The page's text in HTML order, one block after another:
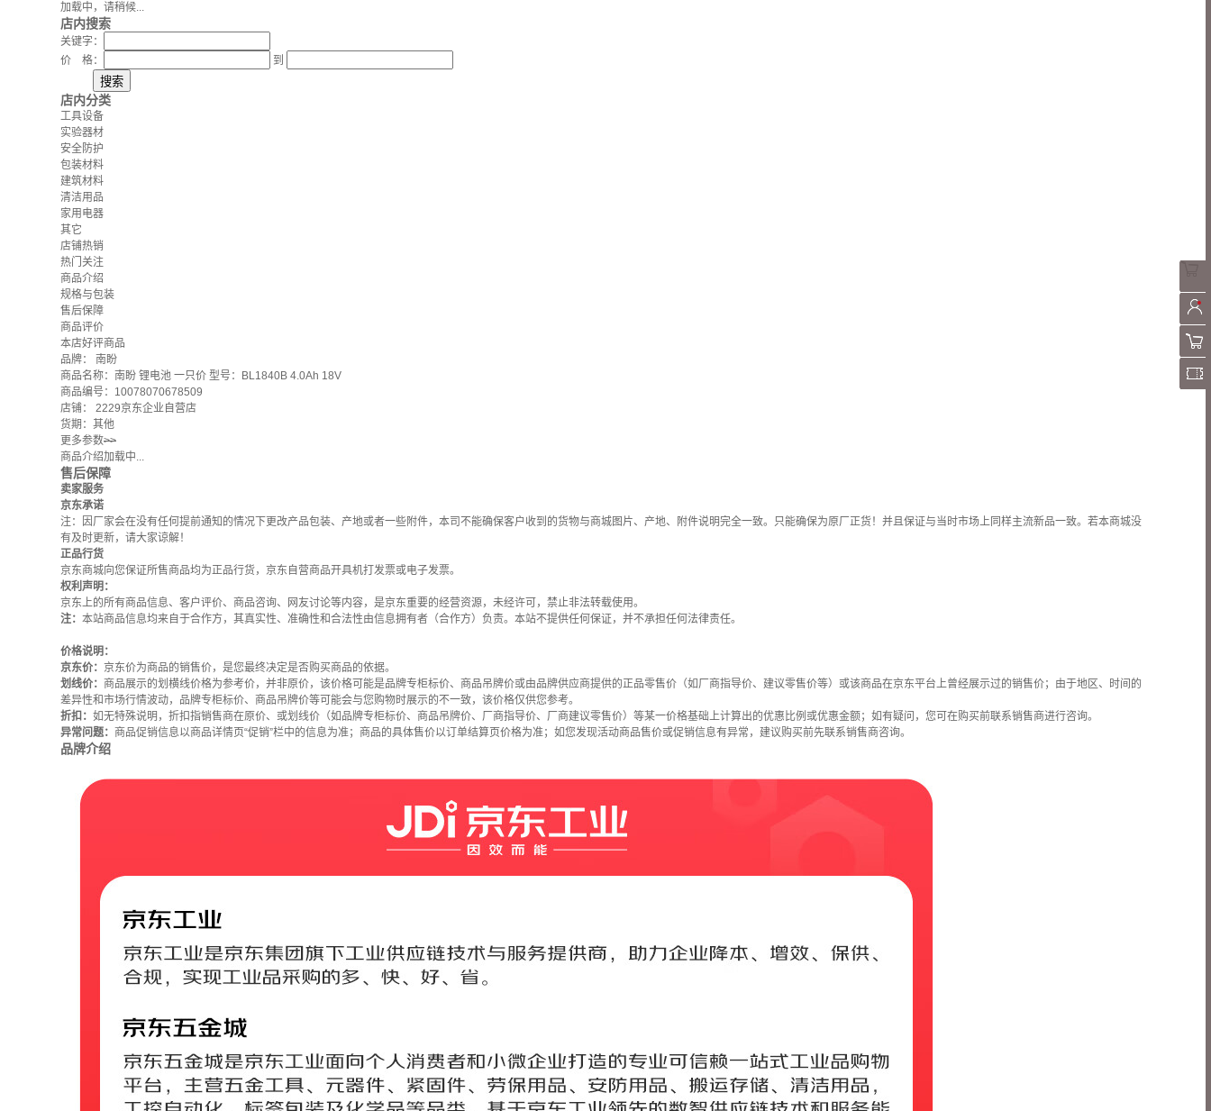
加载中，请稍候...
店内搜索
关键字：
价 格：
到
店内分类
工具设备
实验器材
安全防护
包装材料
建筑材料
清洁用品
家用电器
其它
店铺热销
热门关注
商品介绍
规格与包装
售后保障
商品评价
本店好评商品
品牌： 南盼
商品名称：南盼 锂电池 一只价 型号：BL1840B 4.0Ah 18V
商品编号：10078070678509
店铺： 2229京东企业自营店
货期：其他
更多参数>>
商品介绍加载中...
售后保障
卖家服务
京东承诺
注：因厂家会在没有任何提前通知的情况下更改产品包装、产地或者一些附件，本司不能确保客户收到的货物与商城图片、产地、附件说明完全一致。只能确保为原厂正货！并且保证与当时市场上同样主流新品一致。若本商城没
有及时更新，请大家谅解！
正品行货
京东商城向您保证所售商品均为正品行货，京东自营商品开具机打发票或电子发票。
权利声明：
京东上的所有商品信息、客户评价、商品咨询、网友讨论等内容，是京东重要的经营资源，未经许可，禁止非法转载使用。
注： 本站商品信息均来自于合作方，其真实性、准确性和合法性由信息拥有者（合作方）负责。本站不提供任何保证，并不承担任何法律责任。
价格说明：
京东价： 京东价为商品的销售价，是您最终决定是否购买商品的依据。
划线价： 商品展示的划横线价格为参考价，并非原价，该价格可能是品牌专柜标价、商品吊牌价或由品牌供应商提供的正品零售价（如厂商指导价、建议零售价等）或该商品在京东平台上曾经展示过的销售价；由于地区、时间的
差异性和市场行情波动，品牌专柜标价、商品吊牌价等可能会与您购物时展示的不一致，该价格仅供您参考。
折扣： 如无特殊说明，折扣指销售商在原价、或划线价（如品牌专柜标价、商品吊牌价、厂商指导价、厂商建议零售价）等某一价格基础上计算出的优惠比例或优惠金额；如有疑问，您可在购买前联系销售商进行咨询。
异常问题： 商品促销信息以商品详情页“促销”栏中的信息为准；商品的具体售价以订单结算页价格为准；如您发现活动商品售价或促销信息有异常，建议购买前先联系销售商咨询。
品牌介绍